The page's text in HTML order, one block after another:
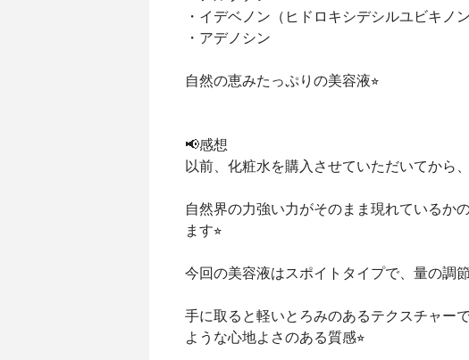
・イデベノン（ヒドロキシデシルユビキノン
・アデノシン
自然の恵みたっぷりの美容液⭐︎
📢感想
以前、化粧水を購入させていただいてか
自然界の力強い力がそのまま現れているか
ます⭐︎
今回の美容液はスポイトタイプで、量の調
手に取ると軽いとろみのあるテクスチャー
ような心地よさのある質感⭐︎